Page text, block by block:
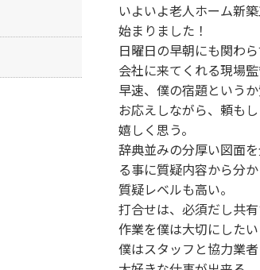
いよいよ老人ホーム新
始まりました！
日曜日の早朝にも関わ
会社に来てくれる現場監
早速、僕の宿題という
お応えしながら、頼も
嬉しく思う。
辞典並みの分厚い図面
る事に質疑内容から分
質疑レベルも高い。
打合せは、必須だし共
作業を僕は大切にしたい
僕はスタッフと協力業